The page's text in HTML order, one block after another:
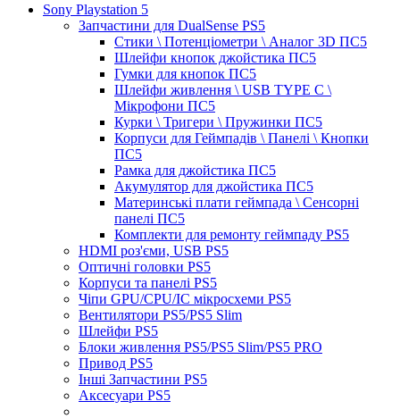
Sony Playstation 5
Запчастини для DualSense PS5
Стики \ Потенціометри \ Аналог 3D ПС5
Шлейфи кнопок джойстика ПС5
Гумки для кнопок ПС5
Шлейфи живлення \ USB TYPE C \
Мікрофони ПС5
Курки \ Тригери \ Пружинки ПС5
Корпуси для Геймпадів \ Панелі \ Кнопки
ПС5
Рамка для джойстика ПС5
Акумулятор для джойстика ПС5
Материнські плати геймпада \ Сенсорні
панелі ПС5
Комплекти для ремонту геймпаду PS5
HDMI роз'єми, USB PS5
Оптичні головки PS5
Корпуси та панелі PS5
Чіпи GPU/CPU/IC мікросхеми PS5
Вентилятори PS5/PS5 Slim
Шлейфи PS5
Блоки живлення PS5/PS5 Slim/PS5 PRO
Привод PS5
Інші Запчастини PS5
Аксесуари PS5